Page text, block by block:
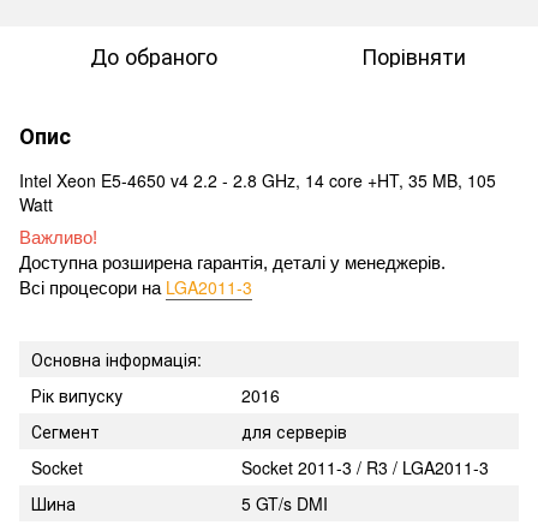
До обраного Порівняти
Опис
Intel Xeon E5-4650 v4 2.2 - 2.8 GHz, 14 core +HT, 35 MB, 105
Watt
Важливо!
Доступна розширена гарантія, деталі у менеджерів.
Всі процесори на LGA2011-3
Основна інформація:
Рік випуску
2016
Сегмент
для серверів
Socket
Socket 2011-3 / R3 / LGA2011-3
Шина
5 GT/s DMI